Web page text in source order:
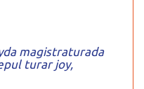
magistraturada
turar joy,